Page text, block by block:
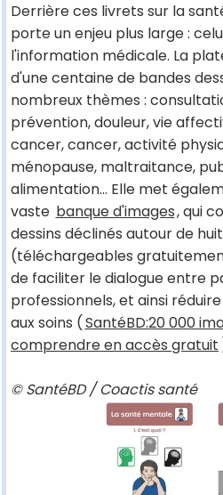
Derrière ces livrets sur la
porte un enjeu plus large :
l'information médicale. La
d'une centaine de bandes
nombreux thèmes :
prévention, douleur, vie
cancer, cancer, activité
ménopause, maltraitance,
alimentation... Elle met
vaste banque d'images, qui
dessins déclinés autour de
(téléchargeables
de faciliter le dialogue entre
professionnels, et ainsi
aux soins (SantéBD:20 000
comprendre en accès gratuit
© SantéBD / Coactis santé